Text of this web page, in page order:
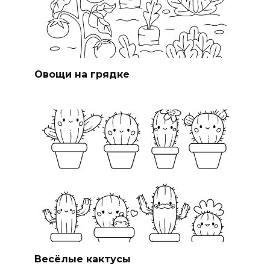
Овощи на грядке
Весёлые кактусы